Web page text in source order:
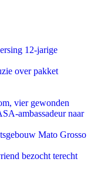
12-jarige
over pakket
vier gewonden
ambassadeur naar
Mato Grosso
bezocht terecht